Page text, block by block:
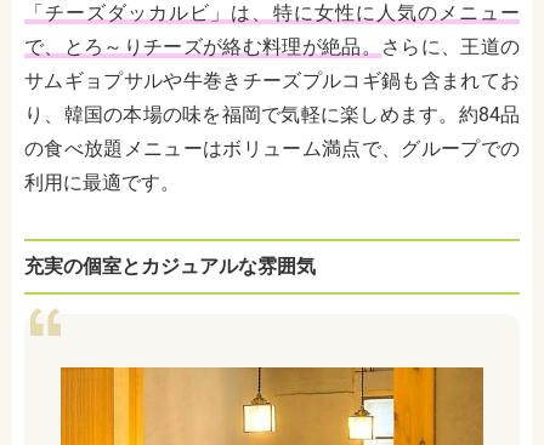
「チーズダッカルビ」は、特に女性に人気のメニュー
で、とろ～りチーズが絡む料理が絶品。
さらに、王道の
サムギョプサルや牛巻きチーズプルコギ鍋も含まれてお
り、韓国の本場の味を福岡で気軽に楽しめます。約84品
の食べ放題メニューはボリューム満点で、グループでの
利用に最適です。
充実の個室とカジュアルな雰囲気